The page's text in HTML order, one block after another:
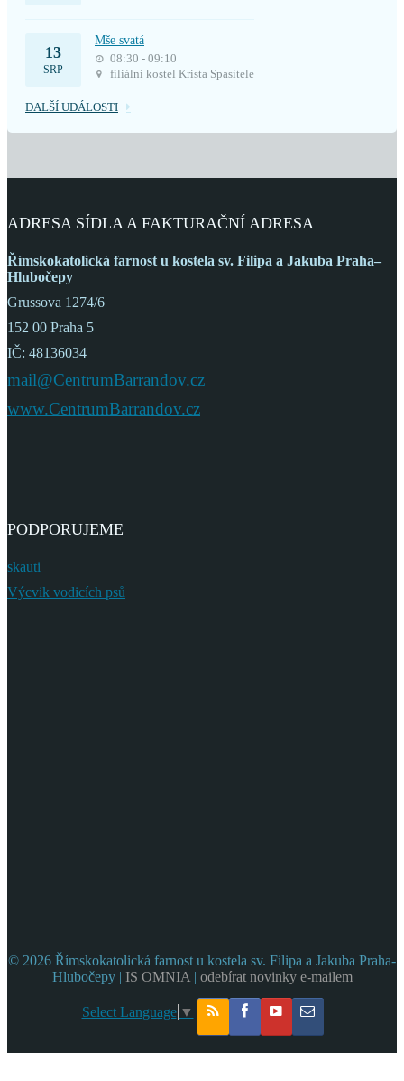
13
SRP
Mše svatá
08:30 - 09:10
filiální kostel Krista Spasitele
DALŠÍ UDÁLOSTI
ADRESA SÍDLA A FAKTURAČNÍ ADRESA
Římskokatolická farnost u kostela sv. Filipa a Jakuba Praha–
Hlubočepy
Grussova 1274/6
152 00 Praha 5
IČ: 48136034
mail@CentrumBarrandov.cz
www.CentrumBarrandov.cz
PODPORUJEME
skauti
Výcvik vodicích psů
© 2026 Římskokatolická farnost u kostela sv. Filipa a Jakuba Praha-
Hlubočepy | IS OMNIA | odebírat novinky e-mailem
Select Language ▼